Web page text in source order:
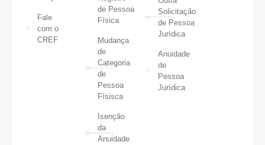
Fale
com o
CREF
de Pessoa
Física
Mudança
de
Categoria
de
Pessoa
Físisca
Isenção
da
Anuidade
Solicitação
de Pessoa
Jurídica
Anuidade
de
Pessoa
Jurídica